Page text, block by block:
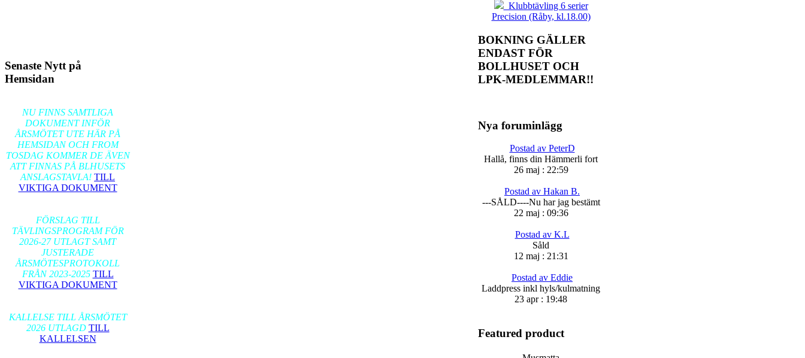
Senaste Nytt på
Hemsidan
NU FINNS SAMTLIGA
DOKUMENT INFÖR
ÅRSMÖTET UTE HÄR PÅ
HEMSIDAN OCH FROM
TOSDAG KOMMER DE ÄVEN
ATT FINNAS PÅ BLHUSETS
ANSLAGSTAVLA! TILL
VIKTIGA DOKUMENT
FÖRSLAG TILL
TÄVLINGSPROGRAM FÖR
2026-27 UTLAGT SAMT
JUSTERADE
ÅRSMÖTESPROTOKOLL
FRÅN 2023-2025 TILL
VIKTIGA DOKUMENT
KALLELSE TILL ÅRSMÖTET
2026 UTLAGD TILL
KALLELSEN
Klubbtävling 6 serier
Precision (Råby, kl.18.00)
BOKNING GÄLLER
ENDAST FÖR
BOLLHUSET OCH
LPK-MEDLEMMAR!!
Nya foruminlägg
Postad av PeterD
Hallå, finns din Hämmerli fort
26 maj : 22:59
Postad av Hakan B.
---SÅLD----Nu har jag bestämt
22 maj : 09:36
Postad av K.L
Såld
12 maj : 21:31
Postad av Eddie
Laddpress inkl hyls/kulmatning
23 apr : 19:48
Featured product